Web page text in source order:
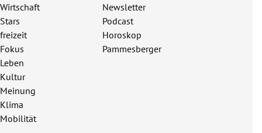
Wirtschaft
Stars
freizeit
Fokus
Leben
Kultur
Meinung
Klima
Mobilität
Newsletter
Podcast
Horoskop
Pammesberger